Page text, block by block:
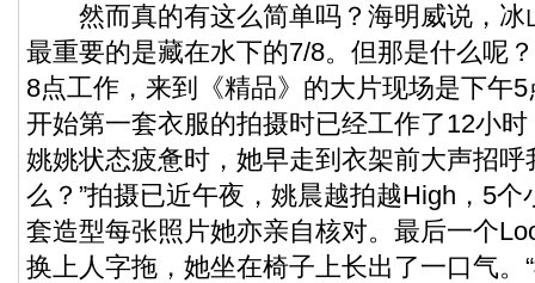
然而真的有这么简单吗？海明威说，冰
最重要的是藏在水下的7/8。但那是什么呢
8点工作，来到《精品》的大片现场是下午
开始第一套衣服的拍摄时已经工作了12小
姚姚状态疲惫时，她早走到衣架前大声招呼
么？”拍摄已近午夜，姚晨越拍越High，5
套造型每张照片她亦亲自核对。最后一个
换上人字拖，她坐在椅子上长出了一口气。